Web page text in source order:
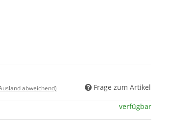
abweichend) Frage zum Artikel
verfügbar